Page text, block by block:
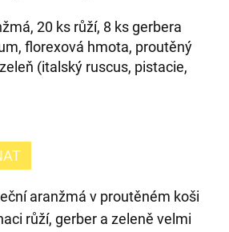
20 ks růží, 8 ks gerbera
florexová hmota, proutěný
(italský ruscus, pistacie,
aranžmá v proutěném koši
růží, gerber a zeleně velmi